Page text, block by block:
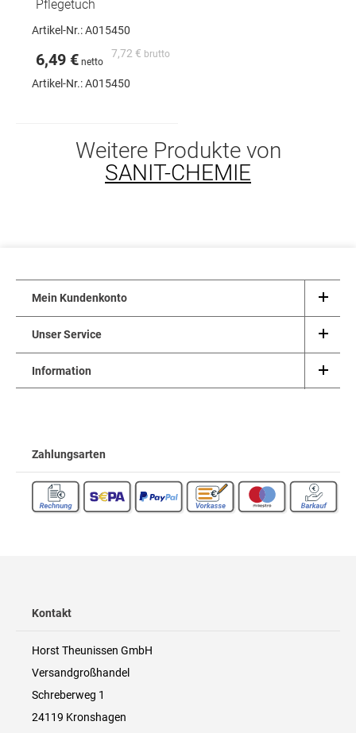
Pflegetuch
Artikel-Nr.: A015450
7,72 €
6,49 €
Artikel-Nr.:A015450
Weitere Produkte von
SANIT-CHEMIE
Mein Kundenkonto
Unser Service
Information
Zahlungsarten
Kontakt
Horst Theunissen GmbH
Versandgroßhandel
Schreberweg 1
24119 Kronshagen